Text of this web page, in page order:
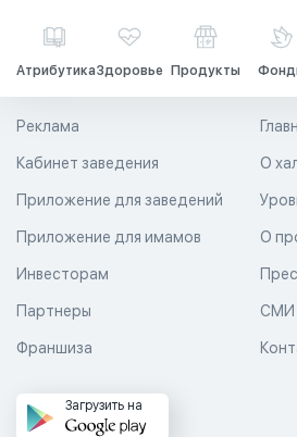
АтрибутикаЗдоровье Продукты
О
Реклама
Кабинет заведения
Приложение для заведений
Приложение для имамов О
СМИ
Инвесторам
Партнеры
Франшиза
Загрузить на